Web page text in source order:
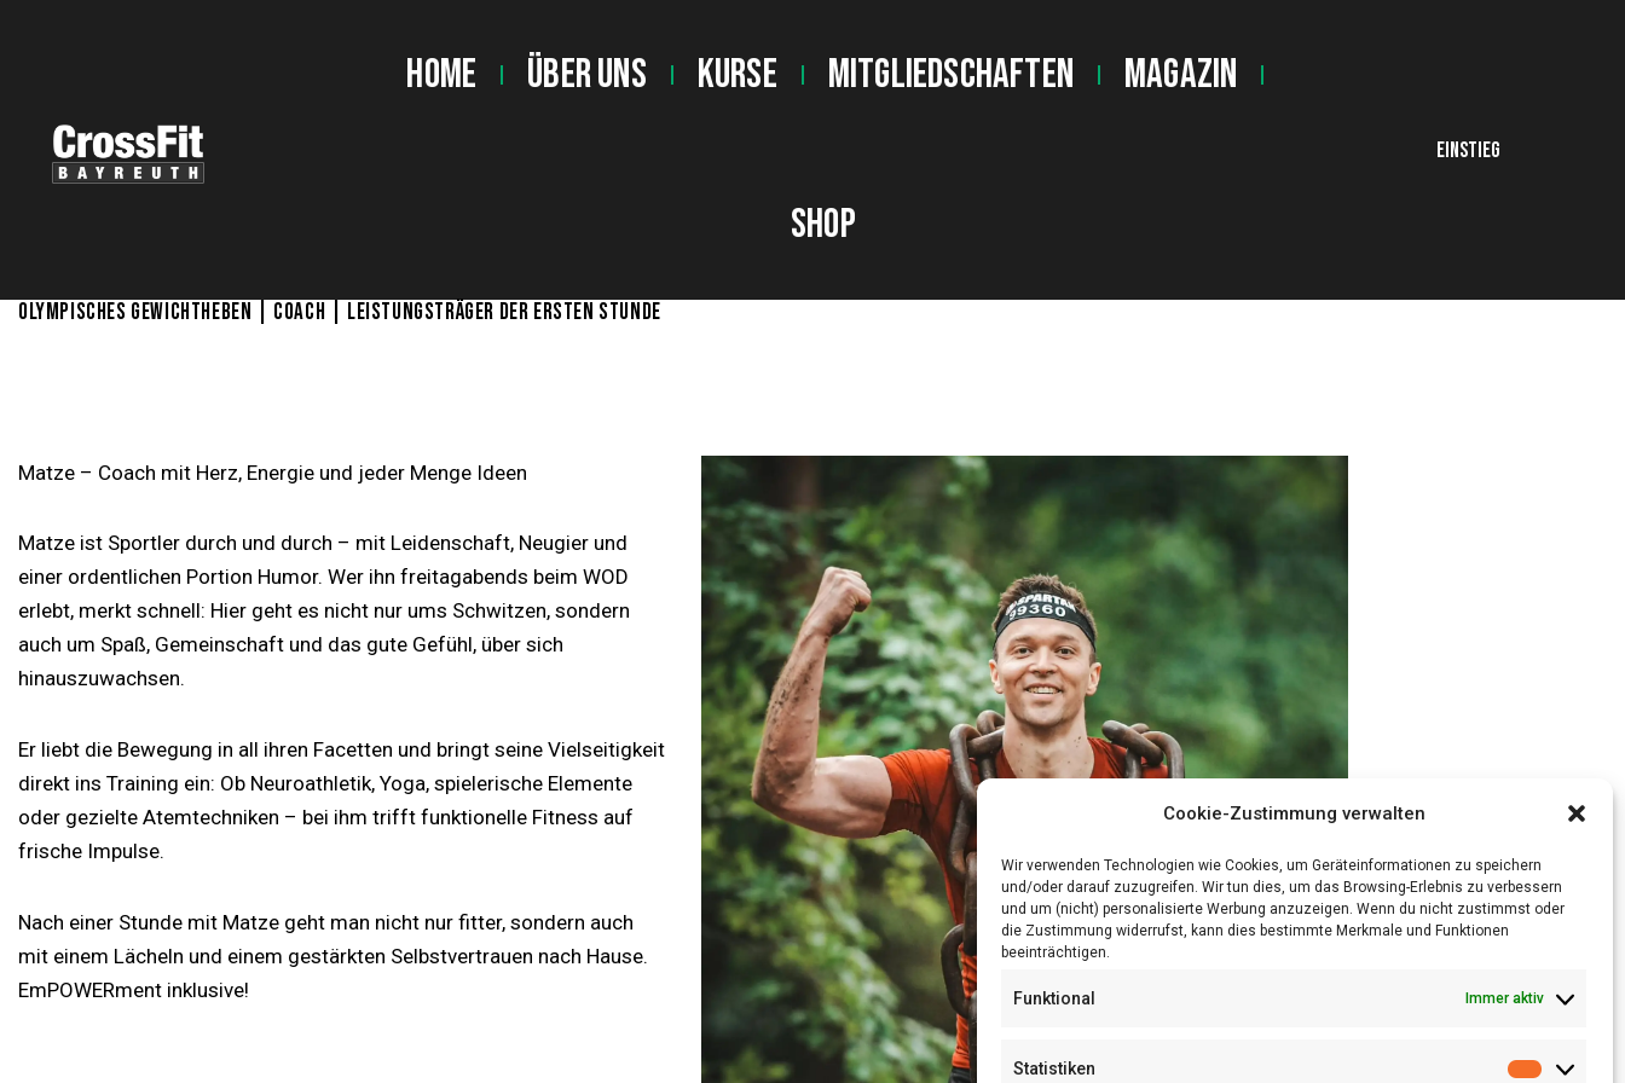
Cookie-Zustimmung verwalten
Wir verwenden Technologien wie Cookies, um Geräteinformationen zu speichern
und/oder darauf zuzugreifen. Wir tun dies, um das Browsing-Erlebnis zu verbessern
und um (nicht) personalisierte Werbung anzuzeigen. Wenn du nicht zustimmst oder
die Zustimmung widerrufst, kann dies bestimmte Merkmale und Funktionen
beeinträchtigen.
Funktional Immer aktiv
Statistiken
Home Über uns Kurse Mitgliedschaften Magazin
Shop
EINSTIEG
OLYMPISCHES GEWICHTHEBEN | COACH | LEISTUNGSTRÄGER DER ERSTEN STUNDE
Matze – Coach mit Herz, Energie und jeder Menge Ideen
Matze ist Sportler durch und durch – mit Leidenschaft, Neugier und
einer ordentlichen Portion Humor. Wer ihn freitagabends beim WOD
erlebt, merkt schnell: Hier geht es nicht nur ums Schwitzen, sondern
auch um Spaß, Gemeinschaft und das gute Gefühl, über sich
hinauszuwachsen.
Er liebt die Bewegung in all ihren Facetten und bringt seine Vielseitigkeit
direkt ins Training ein: Ob Neuroathletik, Yoga, spielerische Elemente
oder gezielte Atemtechniken – bei ihm trifft funktionelle Fitness auf
frische Impulse.
Nach einer Stunde mit Matze geht man nicht nur fitter, sondern auch
mit einem Lächeln und einem gestärkten Selbstvertrauen nach Hause.
EmPOWERment inklusive!